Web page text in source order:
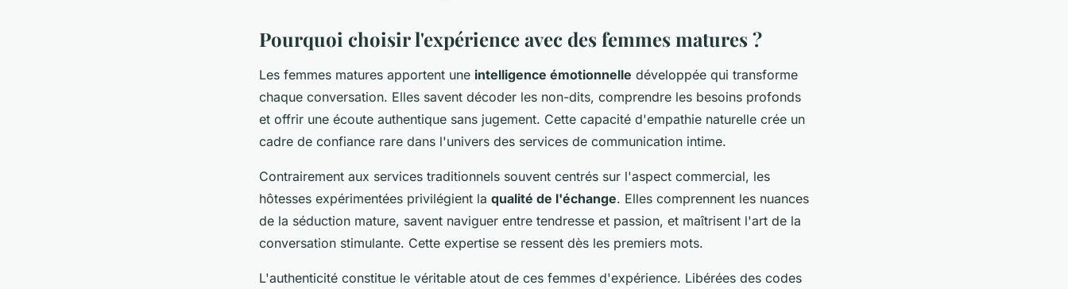
Pourquoi choisir l'expérience avec des femmes matures ?
Les femmes matures apportent une intelligence émotionnelle développée qui transforme
chaque conversation. Elles savent décoder les non-dits, comprendre les besoins profonds
et offrir une écoute authentique sans jugement. Cette capacité d'empathie naturelle crée un
cadre de confiance rare dans l'univers des services de communication intime.
Contrairement aux services traditionnels souvent centrés sur l'aspect commercial, les
hôtesses expérimentées privilégient la qualité de l'échange. Elles comprennent les nuances
de la séduction mature, savent naviguer entre tendresse et passion, et maîtrisent l'art de la
conversation stimulante. Cette expertise se ressent dès les premiers mots.
L'authenticité constitue le véritable atout de ces femmes d'expérience. Libérées des codes